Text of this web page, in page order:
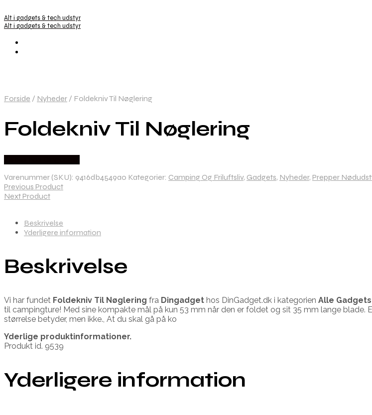
Alt i gadgets & tech udstyr
Alt i gadgets & tech udstyr
Forside / Nyheder / Foldekniv Til Nøglering
Foldekniv Til Nøglering
Varenummer (SKU): 9416db4549a0 Kategorier: Camping Og Friluftsliv, Gadgets, Nyheder, Prepper
Previous Product
Next Product
Beskrivelse
Yderligere information
Beskrivelse
Vi har fundet Foldekniv Til Nøglering fra Dingadget hos DinGadget.dk i kategorien Alle
til campingture! Med sine kompakte mål på kun 53 mm når den er foldet og sit 35 mm lange
størrelse betyder, men ikke., At du skal gå på ko
Yderlige produktinformationer.
Produkt id. 9539
Yderligere information